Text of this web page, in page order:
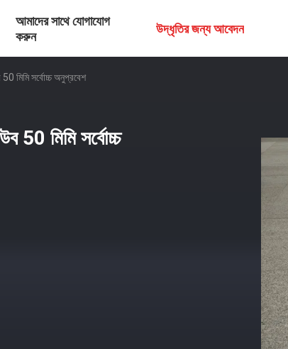
আমাদের সাথে যোগাযোগ
করুন
উদ্ধৃতির জন্য আবেদন
মিমি সর্বোচ্চ অনুপ্রবেশ
50 মিমি সর্বোচ্চ